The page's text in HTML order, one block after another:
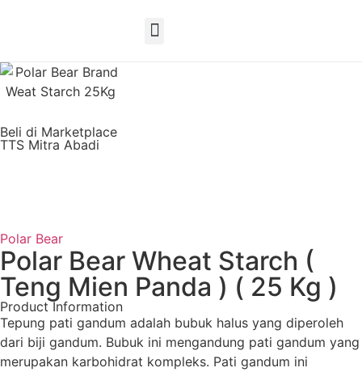
Beli di Marketplace
TTS Mitra Abadi
Polar Bear
Polar Bear Wheat Starch (
Teng Mien Panda ) ( 25 Kg )
Product Information
Tepung pati gandum adalah bubuk halus yang diperoleh
dari biji gandum. Bubuk ini mengandung pati gandum yang
merupakan karbohidrat kompleks. Pati gandum ini